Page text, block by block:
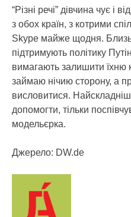
“Різні речі” дівчина чує і
з обох країн, з котрими
Skype майже щодня.
підтримують політику
вимагають залишити їхню
займаю нічию сторону, а
висловитися.
допомогти, тільки
модельєрка.
Джерело: DW.de